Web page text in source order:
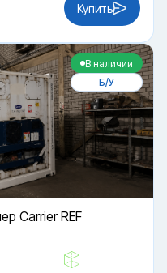
Купить
В наличии
Б/У
Carrier REF